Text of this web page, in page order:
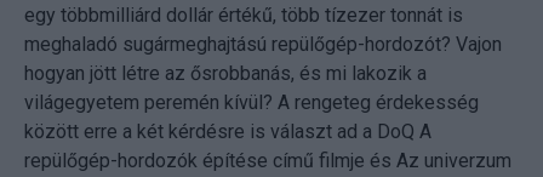
egy többmilliárd dollár értékű, több tízezer tonnát is
meghaladó sugármeghajtású repülőgép-hordozót? Vajon
hogyan jött létre az ősrobbanás, és mi lakozik a
világegyetem peremén kívül? A rengeteg érdekesség
között erre a két kérdésre is választ ad a DoQ A
repülőgép-hordozók építése című filmje és Az univerzum